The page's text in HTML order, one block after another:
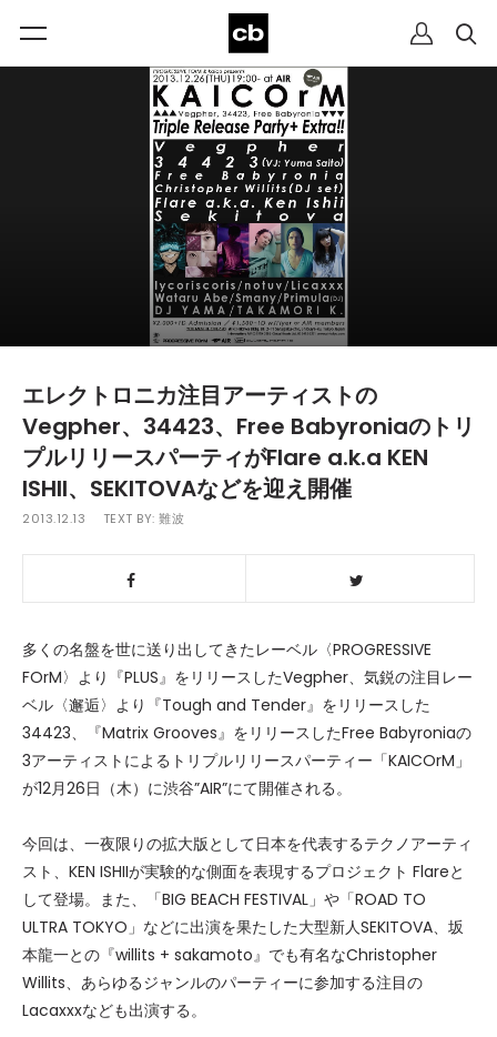
エレクトロニカ注目アーティストの
Vegpher、34423、Free Babyroniaのトリ
プルリリースパーティがFlare a.k.a KEN
ISHII、SEKITOVAなどを迎え開催
2013.12.13 TEXT BY:難波
多くの名盤を世に送り出してきたレーベル〈PROGRESSIVE
FOrM〉より『PLUS』をリリースしたVegpher、気鋭の注目レー
ベル〈邂逅〉より『Tough and Tender』をリリースした
34423、『Matrix Grooves』をリリースしたFree Babyroniaの
3アーティストによるトリプルリリースパーティー「KAICOrM」
が12月26日（木）に渋谷”AIR”にて開催される。
今回は、一夜限りの拡大版として日本を代表するテクノアーティ
スト、KEN ISHIIが実験的な側面を表現するプロジェクト Flareと
して登場。また、「BIG BEACH FESTIVAL」や「ROAD TO
ULTRA TOKYO」などに出演を果たした大型新人SEKITOVA、坂
本龍一との『willits + sakamoto』でも有名なChristopher
Willits、あらゆるジャンルのパーティーに参加する注目の
Lacaxxxなども出演する。